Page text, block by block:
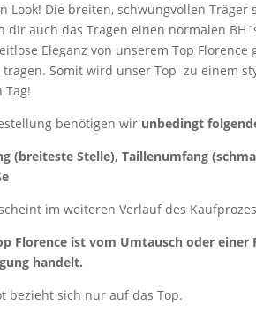
Look! Die breiten, schwungvollen
dir auch das Tragen einen normalen
Eleganz von unserem Top
tragen. Somit wird unser Top zu einem
Tag!
benötigen wir unbedingt
(breiteste Stelle), Taillenumfang
im weiteren Verlauf des
Florence ist vom Umtausch oder einer
handelt.
bezieht sich nur auf das Top.